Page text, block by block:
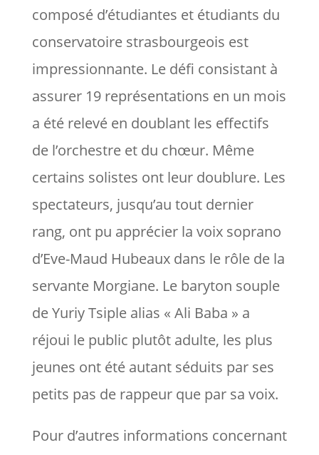
composé d’étudiantes et étudiants du
conservatoire strasbourgeois est
impressionnante. Le défi consistant à
assurer 19 représentations en un mois
a été relevé en doublant les effectifs
de l’orchestre et du chœur. Même
certains solistes ont leur doublure. Les
spectateurs, jusqu’au tout dernier
rang, ont pu apprécier la voix soprano
d’Eve-Maud Hubeaux dans le rôle de la
servante Morgiane. Le baryton souple
de Yuriy Tsiple alias « Ali Baba » a
réjoui le public plutôt adulte, les plus
jeunes ont été autant séduits par ses
petits pas de rappeur que par sa voix.
Pour d’autres informations concernant